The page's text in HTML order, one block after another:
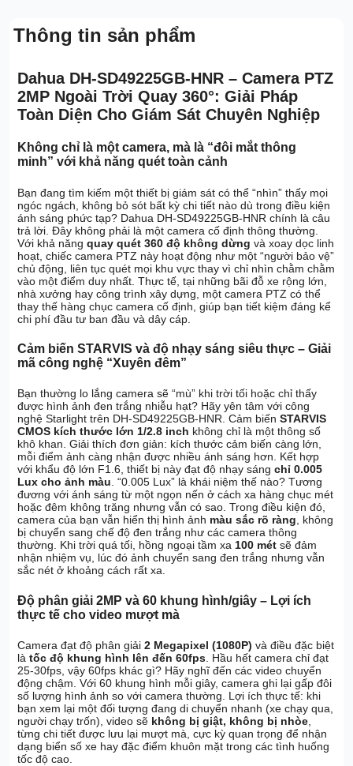
Thông tin sản phẩm
Dahua DH-SD49225GB-HNR – Camera PTZ
2MP Ngoài Trời Quay 360°: Giải Pháp
Toàn Diện Cho Giám Sát Chuyên Nghiệp
Không chỉ là một camera, mà là “đôi mắt thông
minh” với khả năng quét toàn cảnh
Bạn đang tìm kiếm một thiết bị giám sát có thể “nhìn” thấy mọi
ngóc ngách, không bỏ sót bất kỳ chi tiết nào dù trong điều kiện
ánh sáng phức tạp? Dahua DH-SD49225GB-HNR chính là câu
trả lời. Đây không phải là một camera cố định thông thường.
Với khả năngquay quét 360 độ không dừng và xoay dọc linh
hoạt, chiếc camera PTZ này hoạt động như một “người bảo vệ”
chủ động, liên tục quét mọi khu vực thay vì chỉ nhìn chằm chằm
vào một điểm duy nhất. Thực tế, tại những bãi đỗ xe rộng lớn,
nhà xưởng hay công trình xây dựng, một camera PTZ có thể
thay thế hàng chục camera cố định, giúp bạn tiết kiệm đáng kể
chi phí đầu tư ban đầu và dây cáp.
Cảm biến STARVIS và độ nhạy sáng siêu thực – Giải
mã công nghệ “Xuyên đêm”
Bạn thường lo lắng camera sẽ “mù” khi trời tối hoặc chỉ thấy
được hình ảnh đen trắng nhiễu hạt? Hãy yên tâm với công
nghệ Starlight trên DH-SD49225GB-HNR. Cảm biếnSTARVIS
CMOS kích thước lớn 1/2.8 inch không chỉ là một thông số
khô khan. Giải thích đơn giản: kích thước cảm biến càng lớn,
mỗi điểm ảnh càng nhận được nhiều ánh sáng hơn. Kết hợp
với khẩu độ lớn F1.6, thiết bị này đạt độ nhạy sángchỉ 0.005
Lux cho ảnh màu. “0.005 Lux” là khái niệm thế nào? Tương
đương với ánh sáng từ một ngọn nến ở cách xa hàng chục mét
hoặc đêm không trăng nhưng vẫn có sao. Trong điều kiện đó,
camera của bạn vẫn hiển thị hình ảnh màu sắc rõ ràng, không
bị chuyển sang chế độ đen trắng như các camera thông
thường. Khi trời quá tối, hồng ngoại tầm xa100 mét sẽ đảm
nhận nhiệm vụ, lúc đó ảnh chuyển sang đen trắng nhưng vẫn
sắc nét ở khoảng cách rất xa.
Độ phân giải 2MP và 60 khung hình/giây – Lợi ích
thực tế cho video mượt mà
Camera đạt độ phân giải2 Megapixel (1080P) và điều đặc biệt
làtốc độ khung hình lên đến 60fps . Hầu hết camera chỉ đạt
25-30fps, vậy 60fps khác gì? Hãy nghĩ đến các video chuyển
động chậm. Với 60 khung hình mỗi giây, camera ghi lại gấp đôi
số lượng hình ảnh so với camera thường. Lợi ích thực tế: khi
bạn xem lại một đối tượng đang di chuyển nhanh (xe chạy qua,
người chạy trốn), video sẽ không bị giật, không bị nhòe
từng chi tiết được lưu lại mượt mà, cực kỳ quan trọng để nhận
dạng biển số xe hay đặc điểm khuôn mặt trong các tình huống
tốc độ cao.